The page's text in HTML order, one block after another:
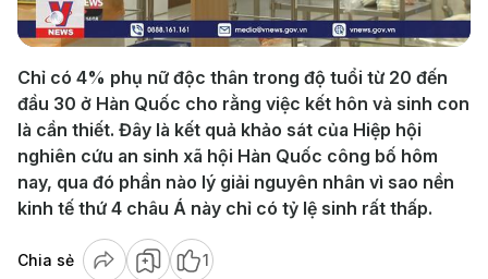
Video
Chỉ có 4% phụ nữ độc thân trong độ tuổi từ 20 đến
đầu 30 ở Hàn Quốc cho rằng việc kết hôn và sinh con
là cần thiết. Đây là kết quả khảo sát của Hiệp hội
nghiên cứu an sinh xã hội Hàn Quốc công bố hôm
nay, qua đó phần nào lý giải nguyên nhân vì sao nền
kinh tế thứ 4 châu Á này chỉ có tỷ lệ sinh rất thấp.
Chia sẻ 1